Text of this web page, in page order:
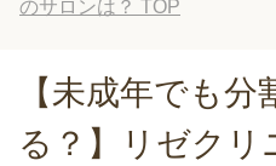
のサロンは？ TOP
【未成年でも分
る？】リゼクリ